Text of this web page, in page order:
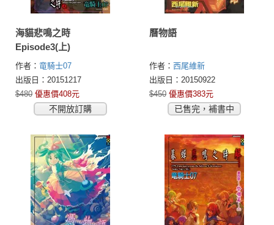
海貓悲鳴之時
Episode3(上)
作者： 竜騎士07
出版日：20151217
$480 優惠價408元
不開放訂購
曆物語
作者： 西尾維新
出版日：20150922
$450 優惠價383元
已售完，補書中